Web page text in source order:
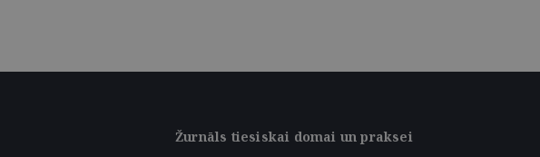
Žurnāls tiesiskai domai un praksei